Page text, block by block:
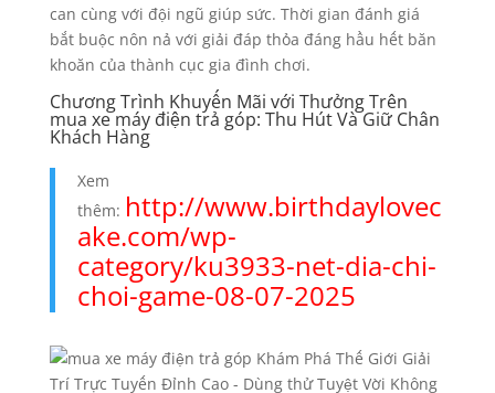
can cùng với đội ngũ giúp sức. Thời gian đánh giá
bắt buộc nôn nả với giải đáp thỏa đáng hầu hết băn
khoăn của thành cục gia đình chơi.
Chương Trình Khuyến Mãi với Thưởng Trên
mua xe máy điện trả góp: Thu Hút Và Giữ Chân
Khách Hàng
Xem
thêm: http://www.birthdaylovec
ake.com/wp-
category/ku3933-net-dia-chi-
choi-game-08-07-2025